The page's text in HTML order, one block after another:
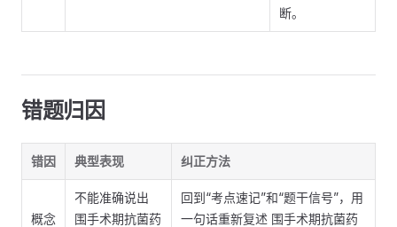
断。
错题归因
错因 典型表现 纠正方法
概念
不能准确说出
围手术期抗菌药
回到“考点速记”和“题干信号”，用
一句话重新复述 围手术期抗菌药